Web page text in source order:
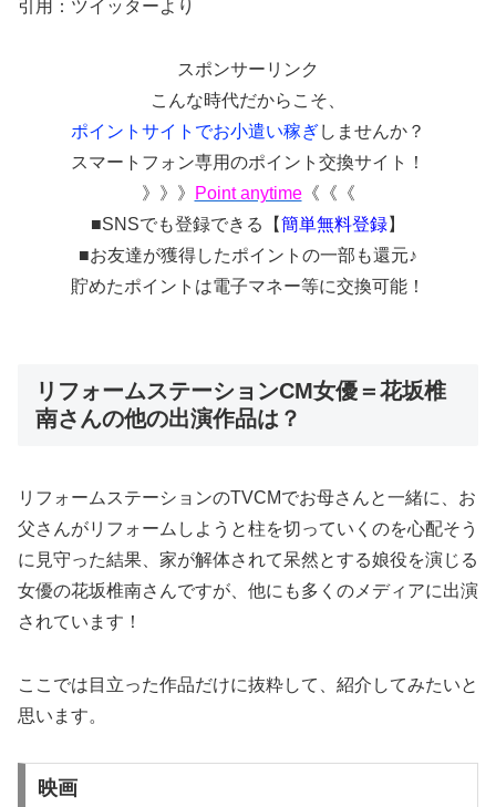
引用：ツイッターより
スポンサーリンク
こんな時代だからこそ、
ポイントサイトでお小遣い稼ぎしませんか？
スマートフォン専用のポイント交換サイト！
》》》
Point anytime《《《
■SNSでも登録できる【簡単無料登録】
■お友達が獲得したポイントの一部も還元♪
貯めたポイントは電子マネー等に交換可能！
リフォームステーションCM女優＝花坂椎
南さんの他の出演作品は？
リフォームステーションのTVCMでお母さんと一緒に、お
父さんがリフォームしようと柱を切っていくのを心配そう
に見守った結果、家が解体されて呆然とする娘役を演じる
女優の花坂椎南さんですが、他にも多くのメディアに出演
されています！
ここでは目立った作品だけに抜粋して、紹介してみたいと
思います。
映画